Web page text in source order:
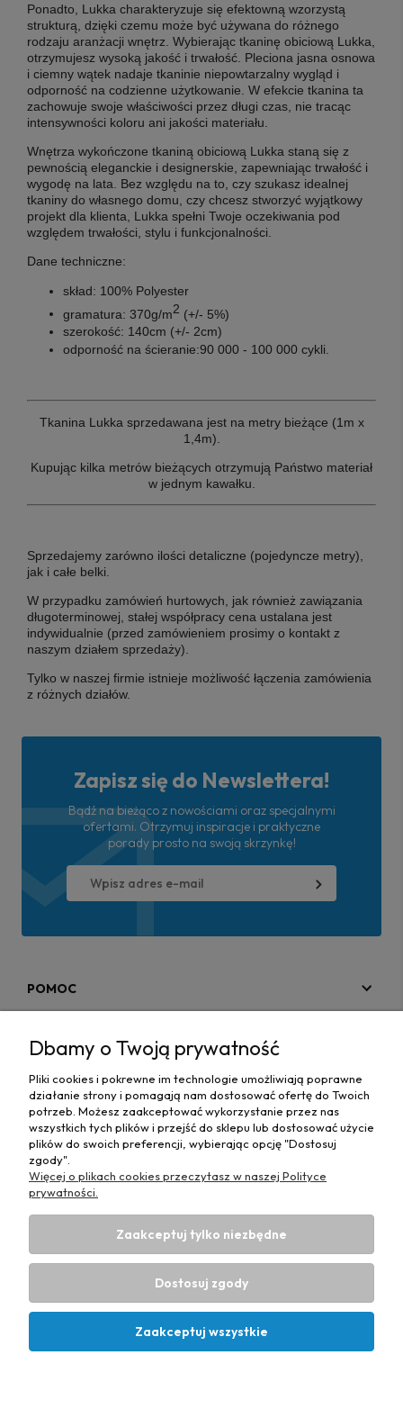
Ponadto, Lukka charakteryzuje się efektowną wzorzystą
strukturą, dzięki czemu może być używana do różnego
rodzaju aranżacji wnętrz. Wybierając tkaninę obiciową Lukka,
otrzymujesz wysoką jakość i trwałość. Pleciona jasna osnowa
i ciemny wątek nadaje tkaninie niepowtarzalny wygląd i
odporność na codzienne użytkowanie. W efekcie tkanina ta
zachowuje swoje właściwości przez długi czas, nie tracąc
intensywności koloru ani jakości materiału.
Wnętrza wykończone tkaniną obiciową Lukka staną się z
pewnością eleganckie i designerskie, zapewniając trwałość i
wygodę na lata. Bez względu na to, czy szukasz idealnej
tkaniny do własnego domu, czy chcesz stworzyć wyjątkowy
projekt dla klienta, Lukka spełni Twoje oczekiwania pod
względem trwałości, stylu i funkcjonalności.
Dane techniczne:
skład: 100% Polyester
gramatura: 370g/m2 (+/- 5%)
szerokość: 140cm (+/- 2cm)
odporność na ścieranie:90 000 - 100 000 cykli.
Tkanina Lukka sprzedawana jest na metry bieżące (1m x
1,4m).
Kupując kilka metrów bieżących otrzymują Państwo materiał
w jednym kawałku.
Sprzedajemy zarówno ilości detaliczne (pojedyncze metry),
jak i całe belki.
W przypadku zamówień hurtowych, jak również zawiązania
długoterminowej, stałej współpracy cena ustalana jest
indywidualnie (przed zamówieniem prosimy o kontakt z
naszym działem sprzedaży).
Tylko w naszej firmie istnieje możliwość łączenia zamówienia
z różnych działów.
Zapisz się do Newslettera!
Bądź na bieżąco z nowościami oraz specjalnymi
ofertami. Otrzymuj inspiracje i praktyczne
porady prosto na swoją skrzynkę!
POMOC
MAPA STRONY
INFORMACJE
Hurtownia materiałów tapicerskich Adrian| ul. Chorzowska
50e, 44-100 Gliwice, woj. śląskie | E-mail:
6312703341
Projekt i wykonanie:Ecommercy.pl
Dbamy o Twoją prywatność
Pliki cookies i pokrewne im technologie umożliwiają poprawne
działanie strony i pomagają nam dostosować ofertę do Twoich
potrzeb. Możesz zaakceptować wykorzystanie przez nas
wszystkich tych plików i przejść do sklepu lub dostosować użycie
plików do swoich preferencji, wybierając opcję "Dostosuj
zgody".
Więcej o plikach cookies przeczytasz w naszej Polityce
prywatności.
Zaakceptuj tylko niezbędne
Dostosuj zgody
Zaakceptuj wszystkie